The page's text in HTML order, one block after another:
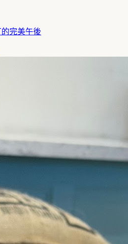
完美午後